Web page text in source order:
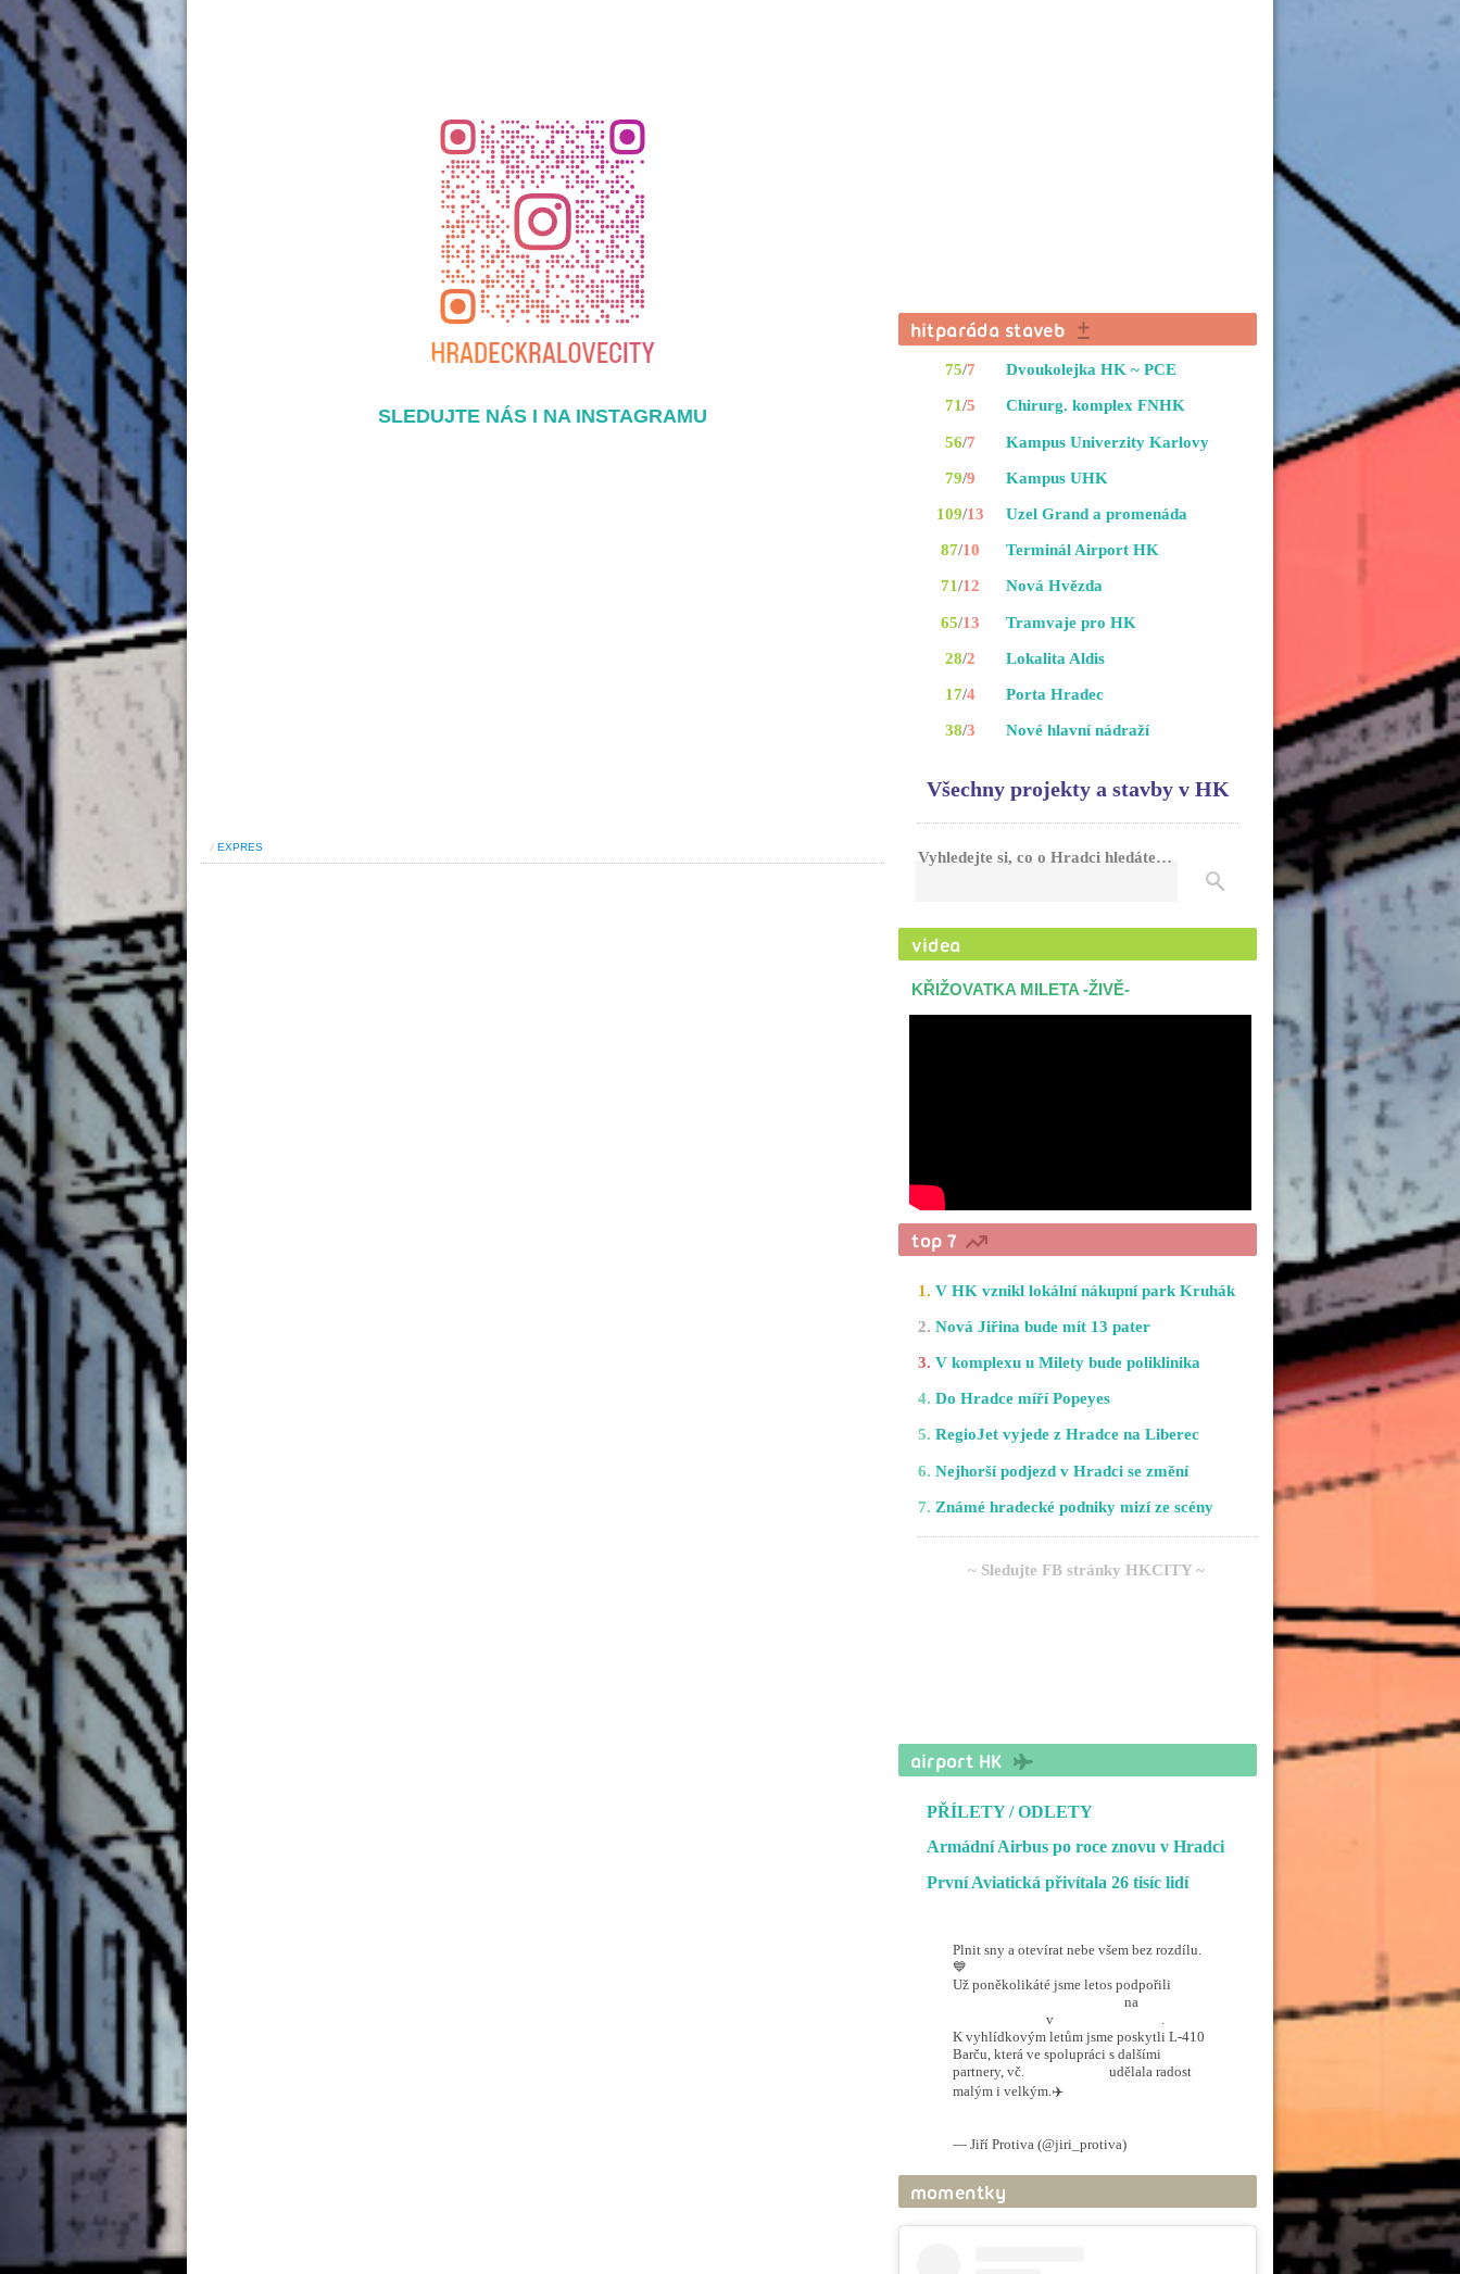
SLEDUJTE NÁS I NA INSTAGRAMU
/ EXPRES
75/7
71/5
56/7
79/9
109/13
87/10
71/12
65/13
28/2
17/4
38/3
Dvoukolejka HK ~ PCE
Chirurg. komplex FNHK
Kampus Univerzity Karlovy
Kampus UHK
Uzel Grand a promenáda
Terminál Airport HK
Nová Hvězda
Tramvaje pro HK
Lokalita Aldis
Porta Hradec
Nové hlavní nádraží
Všechny projekty a stavby v HK
Vyhledejte si, co o Hradci hledáte…
KŘIŽOVATKA MILETA -ŽIVĚ-
1. V HK vznikl lokální nákupní park Kruhák
2. Nová Jiřina bude mít 13 pater
3. V komplexu u Milety bude poliklinika
4. Do Hradce míří Popeyes
5. RegioJet vyjede z Hradce na Liberec
6. Nejhorší podjezd v Hradci se změní
7. Známé hradecké podniky mizí ze scény
~ Sledujte FB stránky HKCITY ~
PŘÍLETY / ODLETY
Armádní Airbus po roce znovu v Hradci
První Aviatická přivítala 26 tisíc lidí
Plnit sny a otevírat nebe všem bez rozdílu.
💙
Už poněkolikáté jsme letos podpořili
na
v
.
K vyhlídkovým letům jsme poskytli L-410
Barču, která ve spolupráci s dalšími
partnery, vč.
udělala radost
malým i velkým.✈️
— Jiří Protiva (@jiri_protiva)